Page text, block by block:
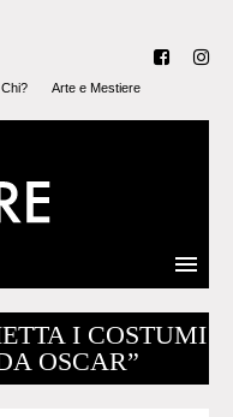
Arte e Mestiere
I COSTUMI
OSCAR”